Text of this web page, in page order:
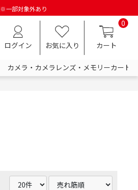
※一部対象外あり
ログイン お気に入り
0
カート
カメラ・カメラレンズ・メモリーカード